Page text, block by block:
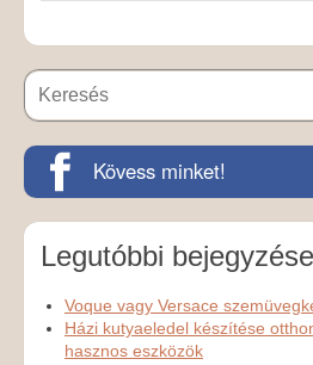
Kövess minket!
Legutóbbi
Voque vagy Versace
Házi kutyaeledel készítése
hasznos eszközök